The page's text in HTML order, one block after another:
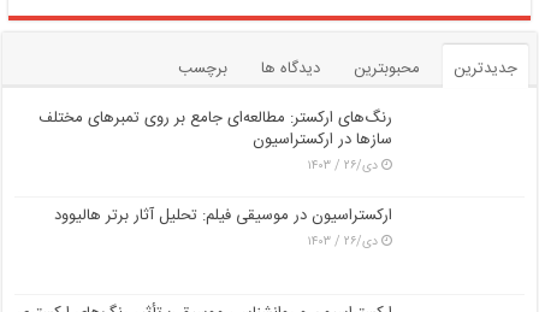
جدیدترین محبوبترین دیدگاه ها
برچسب
رنگ‌های ارکستر: مطالعه‌ای جامع بر روی تمبرهای مختلف
سازها در ارکستراسیون
دی/۲۶ / ۱۴۰۳
ارکستراسیون در موسیقی فیلم: تحلیل آثار برتر هالیوود
دی/۲۶ / ۱۴۰۳